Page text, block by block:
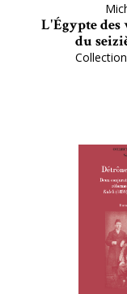
L'Égypte
du